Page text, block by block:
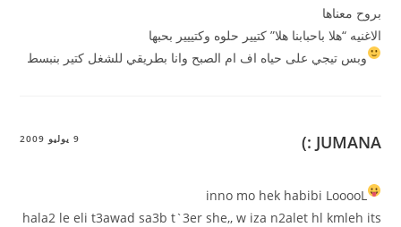
بروح معناها
الاغنيه “هلا باحبابنا هلا” كتيير حلوه وكتييير بحبها
وبس تيجي على حياه اف ام الصبح وانا بطريقي للشغل كتير بنبسط
JUMANA :) 9 يوليو 2009
inno mo hek habibi LooooL
hala2 le eli t3awad sa3b t`3er she,, w iza n2alet hl kmleh its